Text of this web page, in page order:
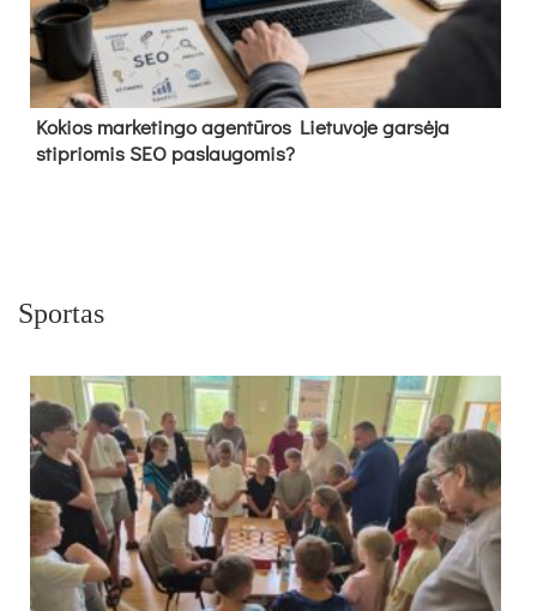
Kokios marketingo agentūros Lietuvoje garsėja
stipriomis SEO paslaugomis?
Sportas